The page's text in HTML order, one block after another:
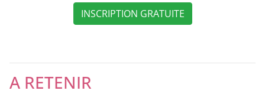
INSCRIPTION GRATUITE
A RETENIR